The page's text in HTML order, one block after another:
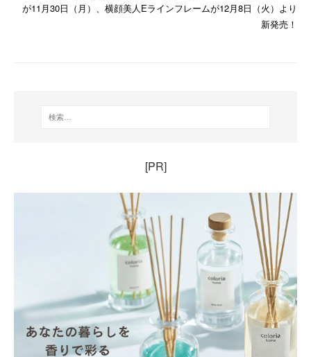
が11月30日（月）、横顔美人Eラインフレームが12月8日（火）より
新発売！
[PR]